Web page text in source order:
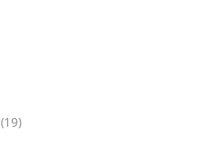
(19)